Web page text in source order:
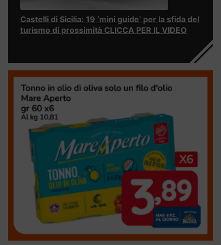
Castelli di Sicilia: 19 ‘mini guide’ per la sfida del
turismo di prossimità CLICCA PER IL VIDEO